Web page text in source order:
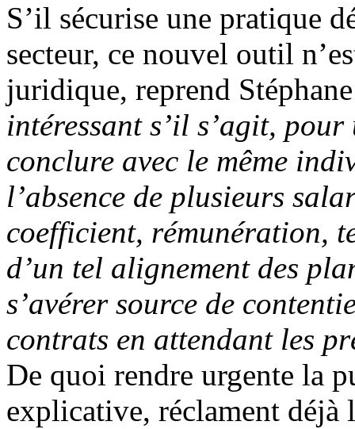
S’il sécurise une pratique
secteur, ce nouvel outil
juridique, reprend
intéressant s’il s’agit,
conclure avec le même
l’absence de plusieurs
coefficient, rémunération,
d’un tel alignement des
s’avérer source de
contrats en attendant les
De quoi rendre urgente la
explicative, réclament déjà